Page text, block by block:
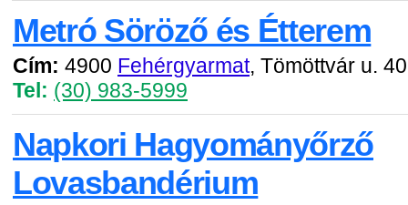
Metró Söröző és Étterem
Cím: 4900 Fehérgyarmat, Tömöttvár u.
Tel: (30) 983-5999
Napkori Hagyományőrző
Lovasbandérium